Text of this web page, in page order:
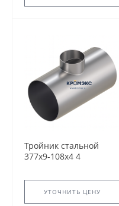
Тройник стальной
377x9-108х4 4
5.903-13 переходный
сварнойУТОЧНИТЬ ЦЕНУ